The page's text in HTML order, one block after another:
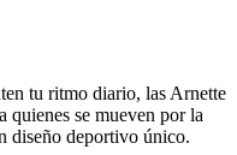
tu ritmo diario, las Arnette
quienes se mueven por la
diseño deportivo único.